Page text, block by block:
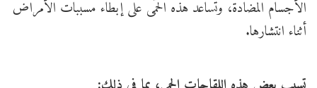
الأجسام المضادة، وتساعد هذه الحمّى على إبطاء مسببات الأمراض
أثناء انتشارها.